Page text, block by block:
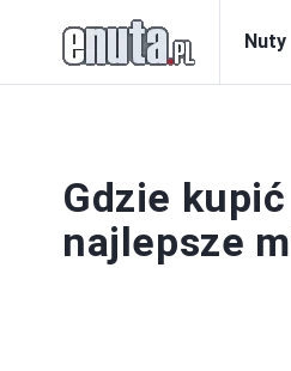
Nuty
Gdzie
najlepsze